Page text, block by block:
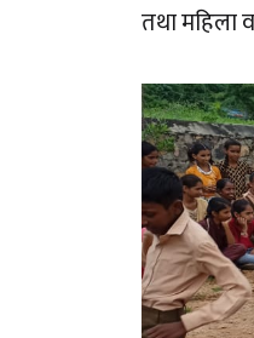
तथा महिला